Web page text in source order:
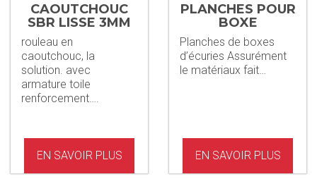
CAOUTCHOUC
SBR LISSE 3MM
rouleau en
caoutchouc, la
solution. avec
armature toile
renforcement….
EN SAVOIR PLUS
PLANCHES POUR
BOXE
GOVAPLAST®
Planches de boxes
d’écuries Assurément
le matériaux fait…
EN SAVOIR PLUS